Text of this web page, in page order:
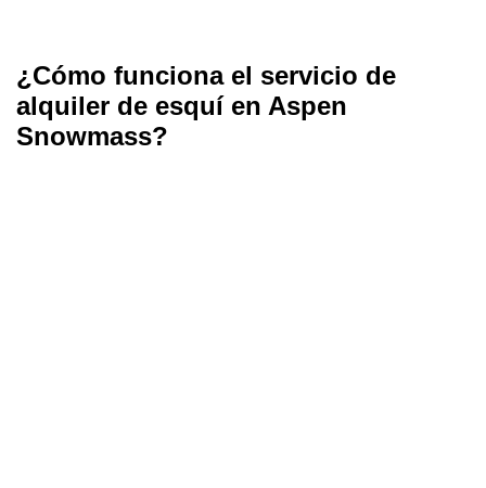
¿Cómo funciona el servicio de
alquiler de esquí en Aspen
Snowmass?